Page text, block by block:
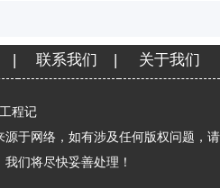
| 联系我们 | 关于我们
工程记
于网络，如有涉及任何版权问题，请
们将尽快妥善处理！